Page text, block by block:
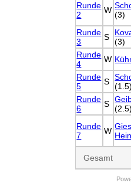
Runde
2
W (3)
Runde
3
S (3)
Runde
4
W
Runde
5
S (1.5)
Runde
6
S (2.5)
Runde
7
W
Gesamt